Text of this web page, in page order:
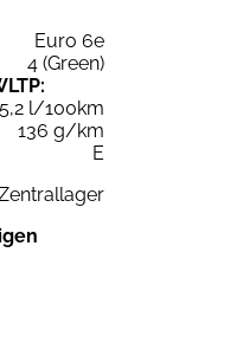
Euro 6e
4 (Green)
5,2 l/100km
136 g/km
E